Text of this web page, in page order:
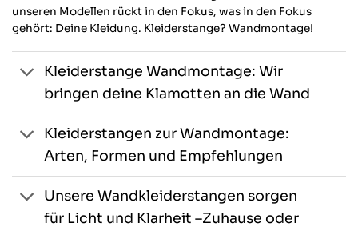
unseren Modellen rückt in den Fokus, was in den Fokus
gehört: Deine Kleidung. Kleiderstange? Wandmontage!
Kleiderstange Wandmontage: Wir
bringen deine Klamotten an die Wand
Kleiderstangen zur Wandmontage:
Arten, Formen und Empfehlungen
Unsere Wandkleiderstangen sorgen
für Licht und Klarheit –Zuhause oder